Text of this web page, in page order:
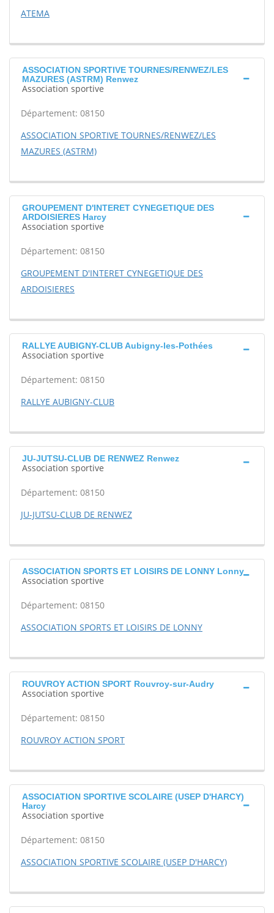
ATEMA
ASSOCIATION SPORTIVE TOURNES/RENWEZ/LES
MAZURES (ASTRM) Renwez
Association sportive
Département: 08150
ASSOCIATION SPORTIVE TOURNES/RENWEZ/LES
MAZURES (ASTRM)
GROUPEMENT D'INTERET CYNEGETIQUE DES
ARDOISIERES Harcy
Association sportive
Département: 08150
GROUPEMENT D'INTERET CYNEGETIQUE DES
ARDOISIERES
RALLYE AUBIGNY-CLUB Aubigny-les-Pothées
Association sportive
Département: 08150
RALLYE AUBIGNY-CLUB
JU-JUTSU-CLUB DE RENWEZ Renwez
Association sportive
Département: 08150
JU-JUTSU-CLUB DE RENWEZ
ASSOCIATION SPORTS ET LOISIRS DE LONNY Lonny
Association sportive
Département: 08150
ASSOCIATION SPORTS ET LOISIRS DE LONNY
ROUVROY ACTION SPORT Rouvroy-sur-Audry
Association sportive
Département: 08150
ROUVROY ACTION SPORT
ASSOCIATION SPORTIVE SCOLAIRE (USEP D'HARCY)
Harcy
Association sportive
Département: 08150
ASSOCIATION SPORTIVE SCOLAIRE (USEP D'HARCY)